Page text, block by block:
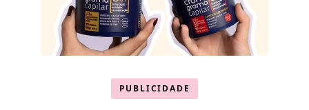
PUBLICIDADE